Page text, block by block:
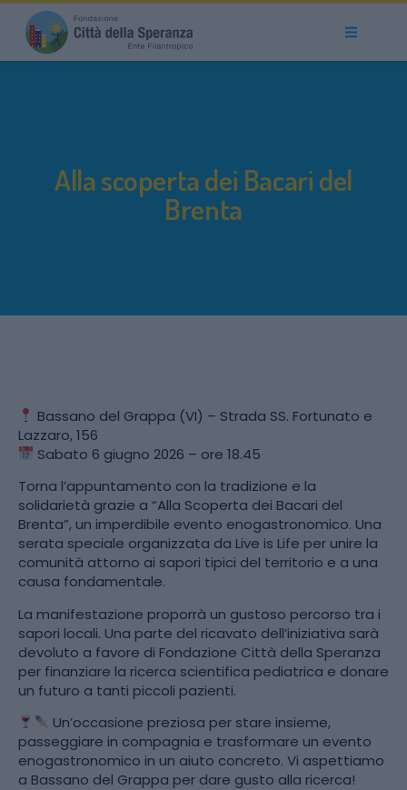
Alla scoperta dei Bacari del
Brenta
Bassano del Grappa (VI) – Strada SS. Fortunato e
Lazzaro, 156
Sabato 6 giugno 2026 – ore 18.45
Torna l’appuntamento con la tradizione e la
solidarietà grazie a “Alla Scoperta dei Bacari del
Brenta”, un imperdibile evento enogastronomico. Una
serata speciale organizzata da Live is Life per unire la
comunità attorno ai sapori tipici del territorio e a una
causa fondamentale.
La manifestazione proporrà un gustoso percorso tra i
sapori locali. Una parte del ricavato dell’iniziativa sarà
devoluto a favore di Fondazione Città della Speranza
per finanziare la ricerca scientifica pediatrica e donare
un futuro a tanti piccoli pazienti.
Un’occasione preziosa per stare insieme,
passeggiare in compagnia e trasformare un evento
enogastronomico in un aiuto concreto. Vi aspettiamo
a Bassano del Grappa per dare gusto alla ricerca!